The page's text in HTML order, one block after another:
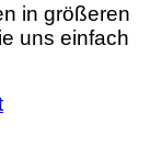
in größeren
uns einfach